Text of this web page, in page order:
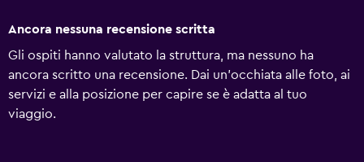
Ancora nessuna recensione scritta
Gli ospiti hanno valutato la struttura, ma nessuno ha
ancora scritto una recensione. Dai un'occhiata alle foto, ai
servizi e alla posizione per capire se è adatta al tuo
viaggio.